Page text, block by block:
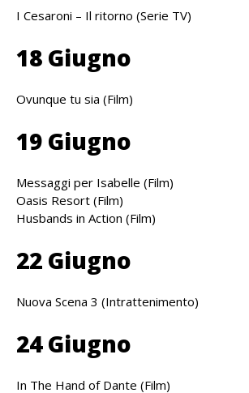
I Cesaroni – Il ritorno (Serie TV)
18 Giugno
Ovunque tu sia (Film)
19 Giugno
Messaggi per Isabelle (Film)
Oasis Resort (Film)
Husbands in Action (Film)
22 Giugno
Nuova Scena 3 (Intrattenimento)
24 Giugno
In The Hand of Dante (Film)